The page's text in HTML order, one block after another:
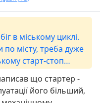
в міському циклі.
по місту, треба дуже
старт-стоп
ж і виходить
стопу займає
що стартер -
його більший,